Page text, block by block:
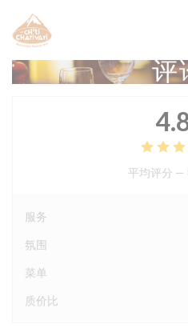
Cookie管理面板
评
平均评分 —
服务
氛围
菜单
质价比